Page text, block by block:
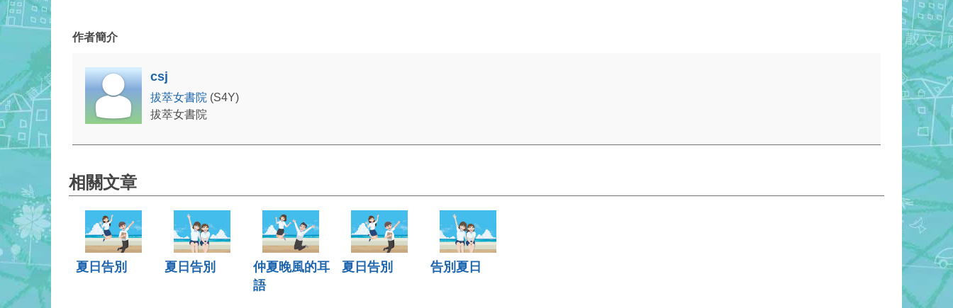
作者簡介
csj
拔萃女書院 (S4Y)
拔萃女書院
相關文章
夏日告別 夏日告別
仲夏晚風的耳
語
夏日告別 告別夏日